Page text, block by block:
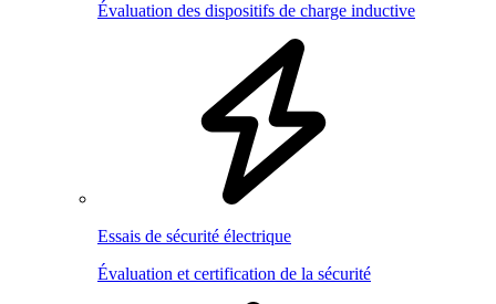
Évaluation des dispositifs de charge inductive
Essais de sécurité électrique
Évaluation et certification de la sécurité